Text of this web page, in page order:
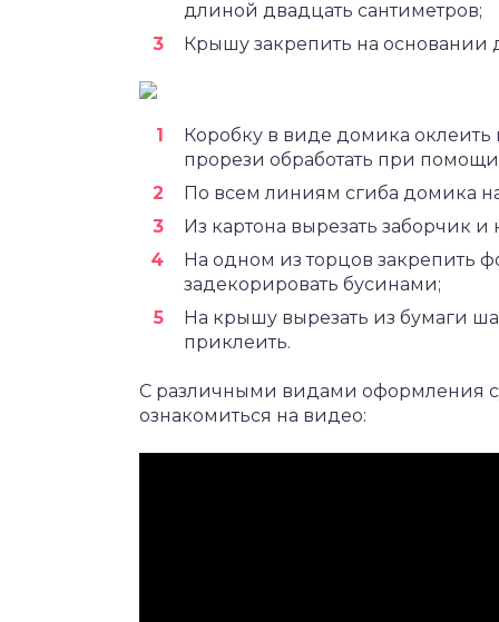
длиной двадцать сантиметров;
Крышу закрепить на основании
Коробку в виде домика оклеить
прорези обработать при
По всем линиям сгиба домика
Из картона вырезать заборчик
На одном из торцов закрепить
задекорировать бусинами;
На крышу вырезать из бумаги
приклеить.
С различными видами оформления
ознакомиться на видео: